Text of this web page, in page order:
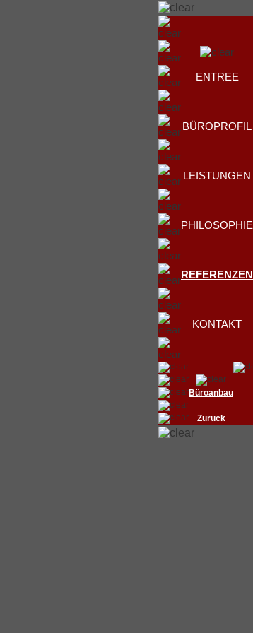
ENTREE
BÜROPROFIL
LEISTUNGEN
PHILOSOPHIE
REFERENZEN
KONTAKT
Büroanbau
Zurück